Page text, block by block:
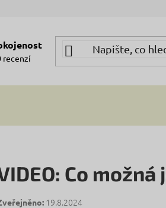
recenzí
Co
19.8.2024